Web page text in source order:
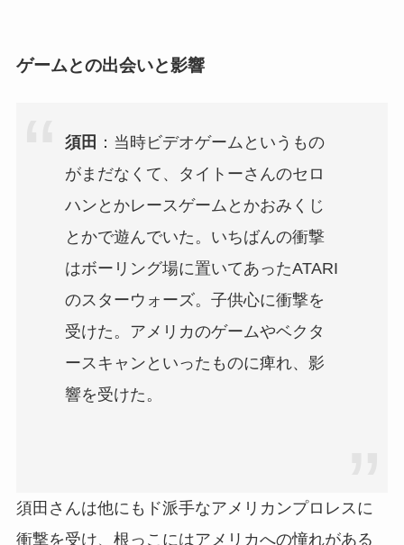
ゲームとの出会いと影響
須田 ：当時ビデオゲームというもの
がまだなくて、タイトーさんのセロ
ハンとかレースゲームとかおみくじ
とかで遊んでいた。いちばんの衝撃
はボーリング場に置いてあったATARI
のスターウォーズ。子供心に衝撃を
受けた。アメリカのゲームやベクタ
ースキャンといったものに痺れ、影
響を受けた。
須田さんは他にもド派手なアメリカンプロレスに
衝撃を受け、根っこにはアメリカへの憧れがある